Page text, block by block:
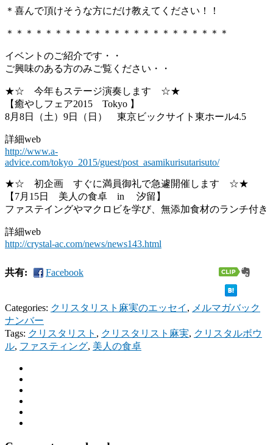
＊喜んで頂けそうな方にだけ教えてください！！
＊＊＊＊＊＊＊＊＊＊＊＊＊＊＊＊＊＊＊＊＊＊＊
イベントのご紹介です・・
ご興味のある方のみご覧ください・・
★☆ 今年もステージ演奏します ☆★
【癒やしフェア2015 Tokyo 】
8月8日（土）9日（日） 東京ビックサイト東ホール4.5
詳細web
http://www.a-
advice.com/tokyo_2015/guest/post_asamikurisutarisuto/
★☆ 初企画 すぐに満員御礼で急遽開催します ☆★
【7月15日 美人の食卓 in 汐留】
ファステイングやマクロビを学び、無添加食材のランチ付き
詳細web
http://crystal-ac.com/news/news143.html
共有: Facebook
Categories: クリスタリスト麻実のエッセイ , メルマガバック
ナンバー
Tags: クリスタリスト , クリスタリスト麻実, クリスタルボウ
ル, ファスティング, 美人の食卓